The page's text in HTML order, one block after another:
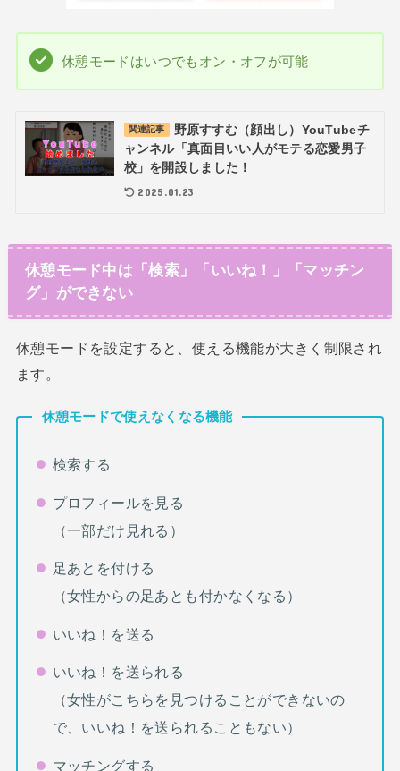
休憩モードはいつでもオン・オフが可能
関連記事
野原すすむ（顔出し）YouTubeチ
ャンネル「真面目いい人がモテる恋愛男子
校」を開設しました！
2025.01.23
休憩モード中は「検索」「いいね！」「マッチン
グ」ができない
休憩モードを設定すると、使える機能が大きく制限され
ます。
休憩モードで使えなくなる機能
検索する
プロフィールを見る
（一部だけ見れる）
足あとを付ける
（女性からの足あとも付かなくなる）
いいね！を送る
いいね！を送られる
（女性がこちらを見つけることができないの
で、いいね！を送られることもない）
マッチングする